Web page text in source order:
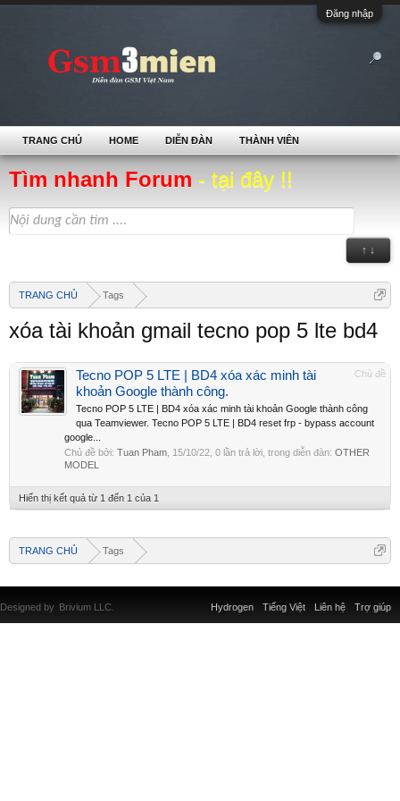
Đăng nhập
Tìm nhanh Forum - tại đây !!
↑ ↓
TRANG CHỦ Tags
xóa tài khoản gmail tecno pop 5 lte bd4
Chủ đề
Tecno POP 5 LTE | BD4 xóa xác minh tài
khoản Google thành công.
Tecno POP 5 LTE | BD4 xóa xác minh tài khoản Google thành công
qua Teamviewer. Tecno POP 5 LTE | BD4 reset frp - bypass account
google...
Chủ đề bởi: Tuan Pham 15/10/22 , 0 lần trả lời, trong diễn đàn: OTHER
MODEL
Hiển thị kết quả từ 1 đến 1 của 1
TRANG CHỦ Tags
TRANG CHỦ HOME DIỄN ĐÀN THÀNH VIÊN
Liên hệ Trợ giúp
Hydrogen Tiếng Việt
Designed by Brivium LLC.